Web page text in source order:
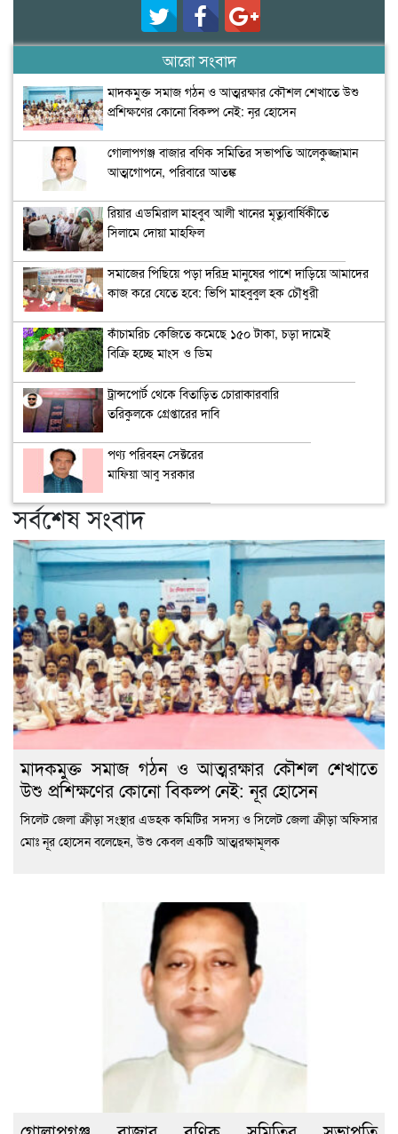
আরো সংবাদ
মাদকমুক্ত সমাজ গঠন ও আত্মরক্ষার কৌশল শেখাতে উশু
প্রশিক্ষণের কোনো বিকল্প নেই: নূর হোসেন
গোলাপগঞ্জ বাজার বণিক সমিতির সভাপতি আলেকুজ্জামান
আত্মগোপনে, পরিবারে আতঙ্ক
রিয়ার এডমিরাল মাহবুব আলী খানের মৃত্যুবার্ষিকীতে
সিলামে দোয়া মাহফিল
সমাজের পিছিয়ে পড়া দরিদ্র মানুষের পাশে দাড়িয়ে আমাদের
কাজ করে যেতে হবে: ভিপি মাহবুবুল হক চৌধুরী
কাঁচামরিচ কেজিতে কমেছে ১৫০ টাকা, চড়া দামেই
বিক্রি হচ্ছে মাংস ও ডিম
ট্রান্সপোর্ট থেকে বিতাড়িত চোরাকারবারি
তরিকুলকে গ্রেপ্তারের দাবি
পণ্য পরিবহন সেক্টরের
মাফিয়া আবু সরকার
সর্বশেষ সংবাদ
মাদকমুক্ত সমাজ গঠন ও আত্মরক্ষার কৌশল শেখাতে
উশু প্রশিক্ষণের কোনো বিকল্প নেই: নূর হোসেন
সিলেট জেলা ক্রীড়া সংস্থার এডহক কমিটির সদস্য ও সিলেট জেলা ক্রীড়া অফিসার
মোঃ নূর হোসেন বলেছেন, উশু কেবল একটি আত্মরক্ষামূলক